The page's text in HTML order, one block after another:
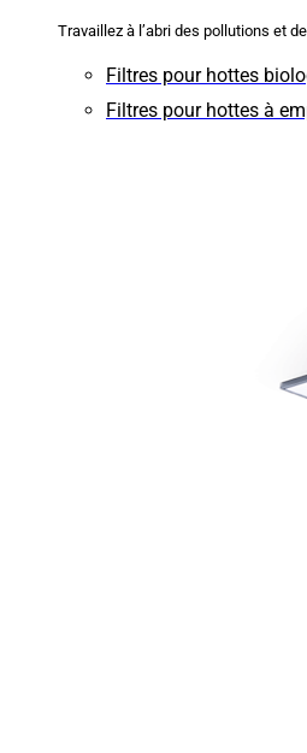
Travaillez à l’abri des pollutions et
Filtres pour hottes
Filtres pour hottes à